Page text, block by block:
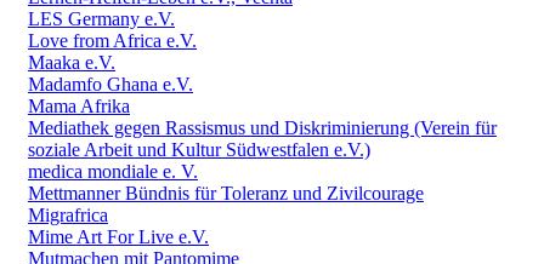
LES Germany e.V.
Love from Africa e.V.
Maaka e.V.
Madamfo Ghana e.V.
Mama Afrika
Mediathek gegen Rassismus und Diskriminierung (Verein für
soziale Arbeit und Kultur Südwestfalen e.V.)
medica mondiale e. V.
Mettmanner Bündnis für Toleranz und Zivilcourage
Migrafrica
Mime Art For Live e.V.
Mutmachen mit Pantomime